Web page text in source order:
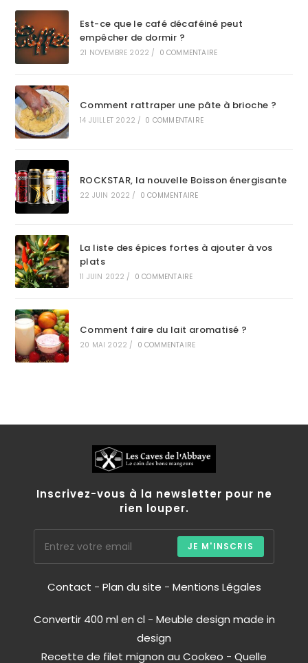
Est-ce que le café décaféiné peut
empêcher de dormir ?
21 NOVEMBRE 2022 / 0 COMMENTAIRE
Comment rattraper une pâte à brioche ?
14 JUILLET 2022 / 0 COMMENTAIRE
ROCKSTAR, la nouvelle Boisson énergisante
22 JUIN 2022 / 0 COMMENTAIRE
La liste des épices fortes à ajouter à vos
plats
11 JUIN 2022 / 0 COMMENTAIRE
Comment faire du lait aromatisé ?
20 MAI 2022 / 0 COMMENTAIRE
Inscrivez-vous à la newsletter pour ne
rien louper.
JE M'INSCRIS
Contact - Plan du site - Mentions Légales
Convertir 400 ml en cl - Meuble design made in
design
Recette de filet mignon au Cookeo - Quelle